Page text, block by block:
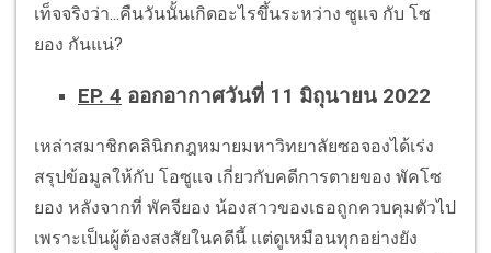
เท็จจริงว่า...คืนวันนั้นเกิดอะไรขึ้นระหว่าง ซูแจ กับ โซ
ยอง กันแน่?
EP. 4 ออกอากาศวันที่ 11 มิถุนายน 2022
เหล่าสมาชิกคลินิกกฎหมายมหาวิทยาลัยซอจองได้เร่ง
สรุปข้อมูลให้กับ โอซูแจ เกี่ยวกับคดีการตายของ พัคโซ
ยอง หลังจากที่ พัคจียอง น้องสาวของเธอถูกควบคุมตัวไป
เพราะเป็นผู้ต้องสงสัยในคดีนี้ แต่ดูเหมือนทุกอย่างยัง